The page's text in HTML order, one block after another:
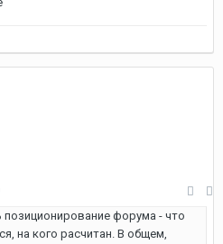
форума - что
на кого расчитан. В общем,